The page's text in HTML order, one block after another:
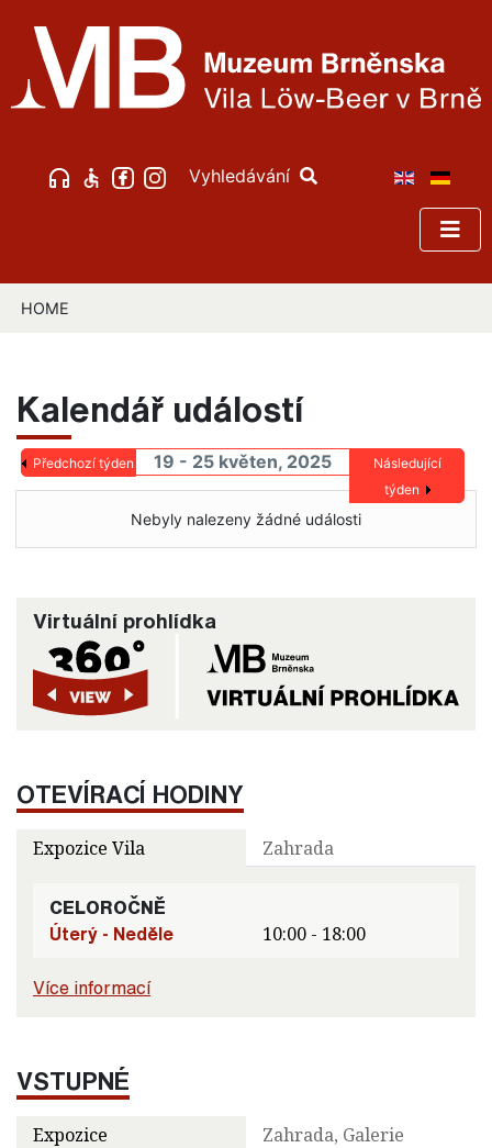
Vyhledávání
HOME
Kalendář událostí
Předchozí týden 19 - 25 květen, 2025
Následující
týden
Nebyly nalezeny žádné události
Virtuální prohlídka
OTEVÍRACÍ HODINY
Expozice Vila Zahrada
CELOROČNĚ
Úterý - Neděle
10:00 - 18:00
Více informací
VSTUPNÉ
Expozice Zahrada, Galerie